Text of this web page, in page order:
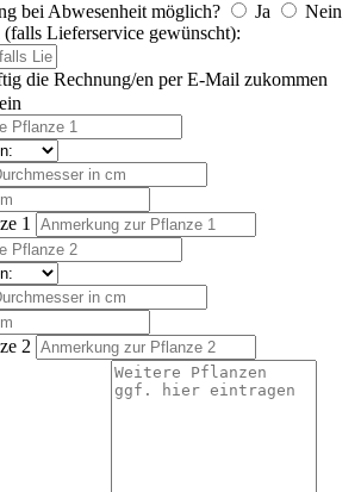
bei Abwesenheit möglich?
Ja
Nein
Lieferservice gewünscht):
die Rechnung/en per E-Mail zukommen
1
2